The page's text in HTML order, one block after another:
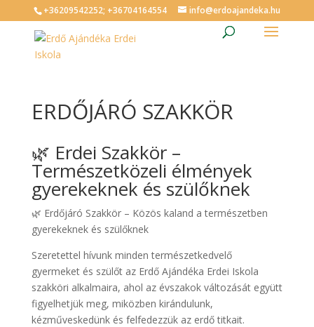
+36209542252; +36704164554 info@erdoajandeka.hu
ERDŐJÁRÓ SZAKKÖR
🌿 Erdei Szakkör –
Természetközeli élmények
gyerekeknek és szülőknek
🌿 Erdőjáró Szakkör – Közös kaland a természetben
gyerekeknek és szülőknek
Szeretettel hívunk minden természetkedvelő
gyermeket és szülőt az Erdő Ajándéka Erdei Iskola
szakköri alkalmaira, ahol az évszakok változását együtt
figyelhetjük meg, miközben kirándulunk,
kézműveskedünk és felfedezzük az erdő titkait.